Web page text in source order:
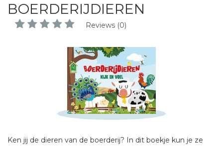
BOERDERIJDIEREN
Reviews (0)
Ken jij de dieren van de boerderij? In dit boekje kun je ze
Schrijf hieronder je review!
Titel *